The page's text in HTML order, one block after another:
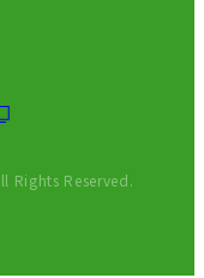
Rights Reserved.